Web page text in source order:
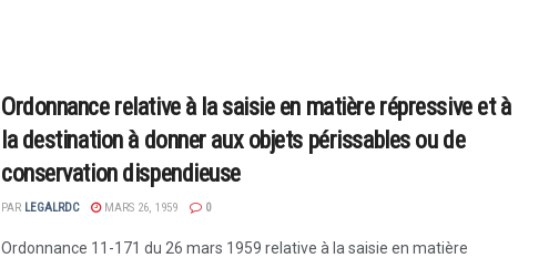
Ordonnance relative à la saisie en matière répressive et à
la destination à donner aux objets périssables ou de
conservation dispendieuse
PAR LEGALRDC MARS 26, 1959 0
Ordonnance 11-171 du 26 mars 1959 relative à la saisie en matière